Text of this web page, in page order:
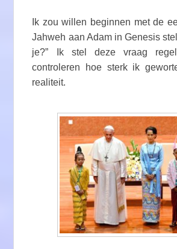
Ik zou willen beginnen met de
Jahweh aan Adam in Genesis
je?” Ik stel deze vraag
controleren hoe sterk ik
realiteit.